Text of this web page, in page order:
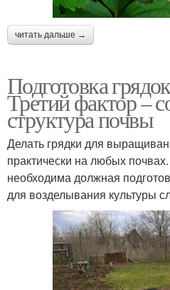
читать дальше →
Подготовка
Третий фактор –
структура почвы
Делать грядки для
практически на любых
необходима должная
для возделывания культуры